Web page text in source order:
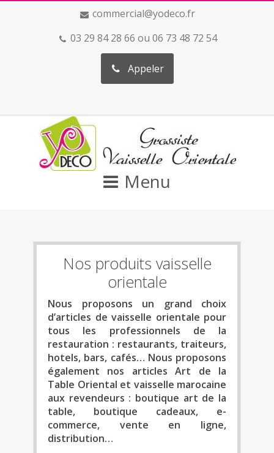
commercial@yodeco.fr
03 29 84 28 66 ou 06 73 48 72 54
Appeler
Menu
Nos produits vaisselle
orientale
Nous proposons un grand choix
d’articles de vaisselle orientale pour
tous les professionnels de la
restauration : restaurants, traiteurs,
hotels, bars, cafés… Nous proposons
également nos articles Art de la
Table Oriental et vaisselle marocaine
aux revendeurs : boutique art de la
table, boutique cadeaux, e-
commerce, vente en ligne,
distribution…